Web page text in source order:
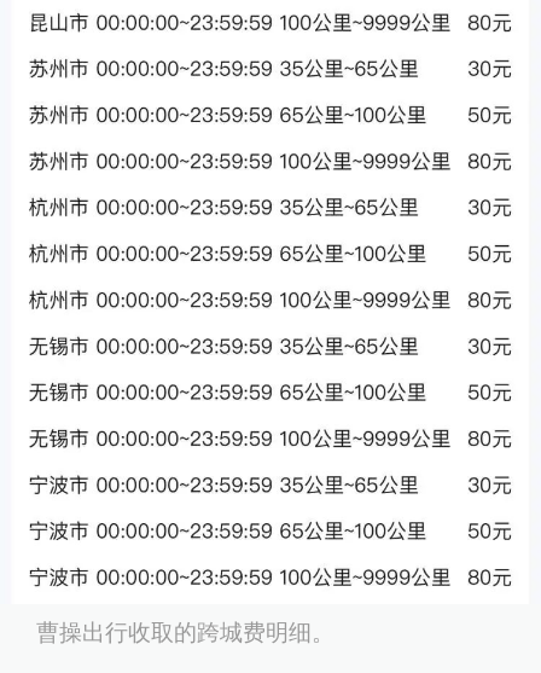
曹操出行收取的跨城费明细。